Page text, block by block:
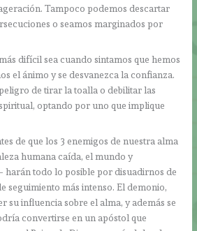
Tampoco podemos descartar
o seamos marginados por
difícil sea cuando sintamos que hemos
el ánimo y se desvanezca la confianza.
de tirar la toalla o debilitar las
optando por uno que implique
de que los 3 enemigos de nuestra alma
humana caída, el mundo y
harán todo lo posible por disuadirnos de
seguimiento más intenso. El demonio,
su influencia sobre el alma, y además se
convertirse en un apóstol que